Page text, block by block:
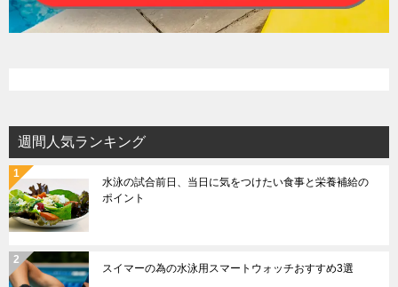
週間人気ランキング
水泳の試合前日、当日に気をつけたい食事と栄養補給の
ポイント
スイマーの為の水泳用スマートウォッチおすすめ3選